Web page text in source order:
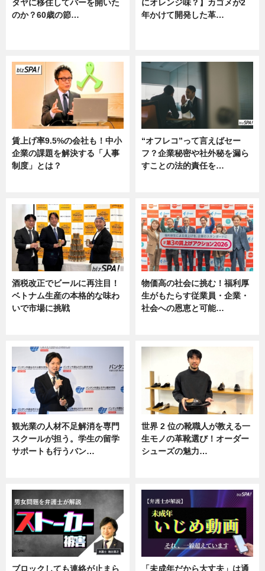
タヤに移住してバーを開いた
のか？60歳の節…
にオレンジ味？】カゴメが2
年かけて開発した革…
賃上げ率9.5%の会社も！中小
企業の課題を解決する「人事
制度」とは？
“オフレコ”って言えばセー
フ？企業秘密や社外秘を漏ら
すことの法的責任を…
酒税改正でビールに再注目！
ベトナム生産の本格的な味わ
いで市場に挑戦
物価高の社会に挑む！福利厚
生がもたらす従業員・企業・
社会への恩恵と可能…
観光業の人材不足解消を専門
スクールが担う。学生の留学
サポートも行うバン…
世界 2 位の靴職人が教える一
生モノの革靴選び！オーダー
シューズの魅力…
ブロックしても連絡が止まら
「未成年だから大丈夫」は通